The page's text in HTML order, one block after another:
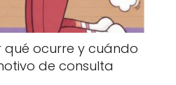
qué ocurre y cuándo
de consulta